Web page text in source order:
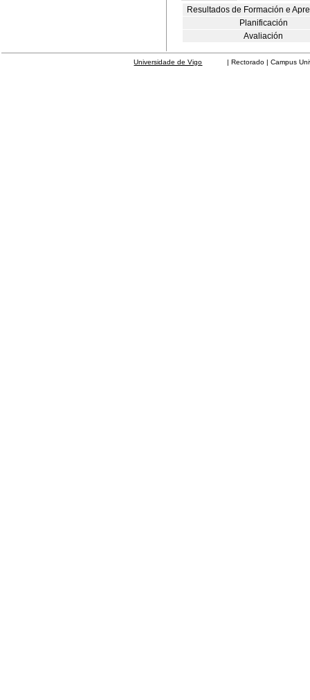
Resultados de Formación e
Planificación
Avaliación
Universidade de Vigo | Rectorado | Campus